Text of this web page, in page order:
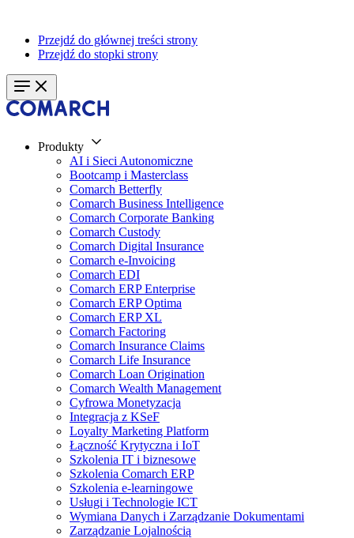
Przejdź do głównej treści strony
Przejdź do stopki strony
Produkty
AI i Sieci Autonomiczne
Bootcamp i Masterclass
Comarch Betterfly
Comarch Business Intelligence
Comarch Corporate Banking
Comarch Custody
Comarch Digital Insurance
Comarch e-Invoicing
Comarch EDI
Comarch ERP Enterprise
Comarch ERP Optima
Comarch ERP XL
Comarch Factoring
Comarch Insurance Claims
Comarch Life Insurance
Comarch Loan Origination
Comarch Wealth Management
Cyfrowa Monetyzacja
Integracja z KSeF
Loyalty Marketing Platform
Łączność Krytyczna i IoT
Szkolenia IT i biznesowe
Szkolenia Comarch ERP
Szkolenia e-learningowe
Usługi i Technologie ICT
Wymiana Danych i Zarządzanie Dokumentami
Zarządzanie Lojalnością